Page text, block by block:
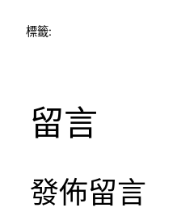
標籤:
留言
發佈留言